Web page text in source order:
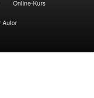
Online-Kurs
Autor